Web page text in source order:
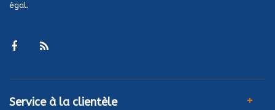
égal.
Service à la clientèle